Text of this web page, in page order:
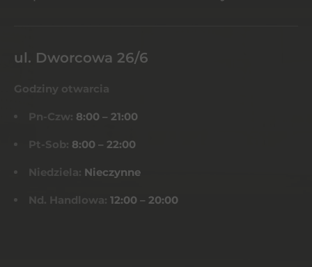
ul. Dworcowa 26/6
Godziny otwarcia
Pn-Czw: 8:00 – 21:00
Pt-Sob: 8:00 – 22:00
Niedziela: Nieczynne
Nd. Handlowa: 12:00 – 20:00